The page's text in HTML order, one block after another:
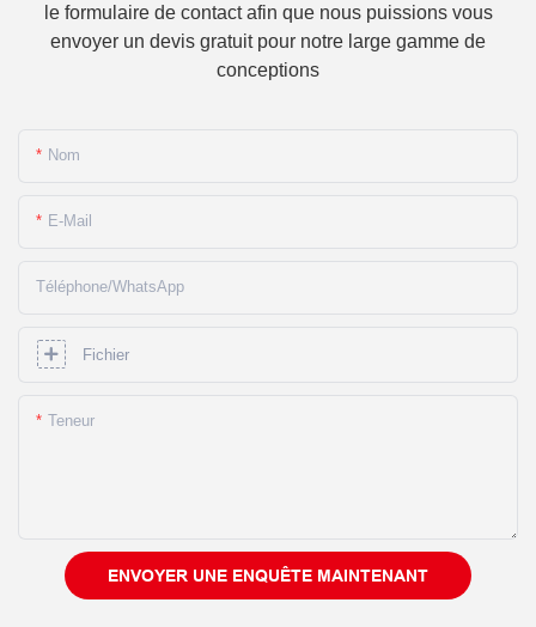
le formulaire de contact afin que nous puissions vous
envoyer un devis gratuit pour notre large gamme de
conceptions
Nom
E-Mail
Téléphone/WhatsApp
Fichier
Teneur
ENVOYER UNE ENQUÊTE MAINTENANT